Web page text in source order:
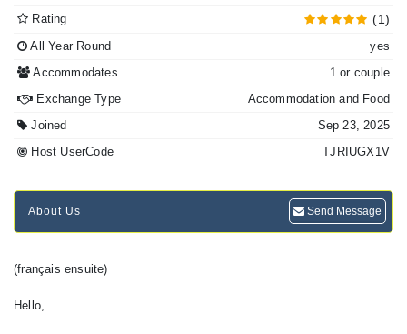
Rating
(1)
All Year Round
yes
Accommodates
1 or couple
Exchange Type
Accommodation and Food
Joined
Sep 23, 2025
Host UserCode
TJRIUGX1V
About Us Send Message
(français ensuite)
Hello,